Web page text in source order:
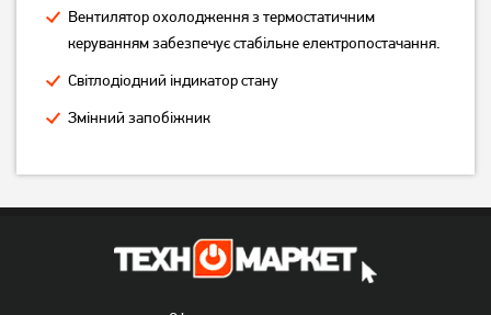
Вентилятор охолодження з термостатичним
керуванням забезпечує стабільне електропостачання.
Світлодіодний індикатор стану
Змінний запобіжник